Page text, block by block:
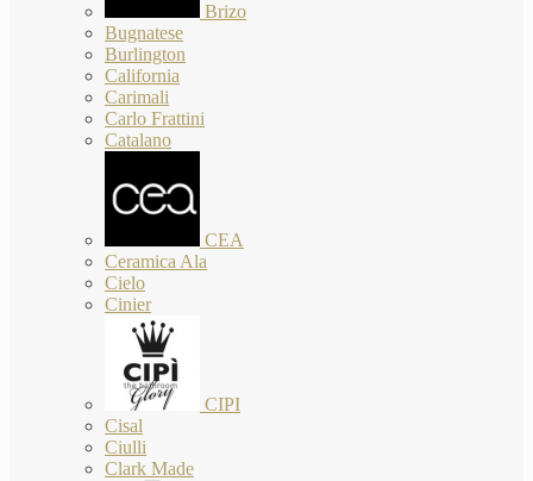
Brizo
Bugnatese
Burlington
California
Carimali
Carlo Frattini
Catalano
CEA
Ceramica Ala
Cielo
Cinier
CIPI
Cisal
Ciulli
Clark Made